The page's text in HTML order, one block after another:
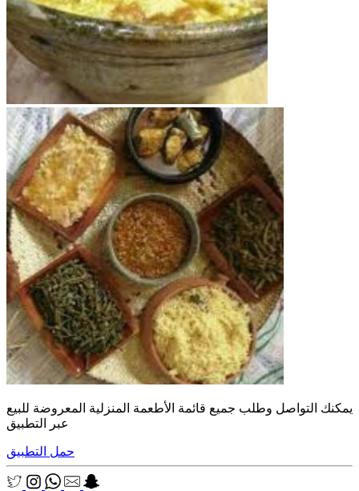
يمكنك التواصل وطلب جميع قائمة الأطعمة المنزلية المعروضة للبيع
عبر التطبيق
حمل التطبيق